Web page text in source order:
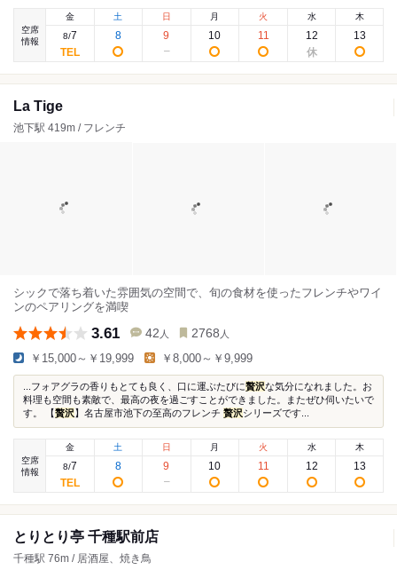
空席
情報
金
8/7
土
8
日
9
月
10
火
11
水
12
木
13
La Tige
池下駅 419m / フレンチ
シックで落ち着いた雰囲気の空間で、旬の食材を使ったフレンチやワイ
ンのペアリングを満喫
3.61 42 人 2768 人
￥15,000～￥19,999 ￥8,000～￥9,999
...フォアグラの香りもとても良く、口に運ぶたびに贅沢な気分になれました。お
料理も空間も素敵で、最高の夜を過ごすことができました。またぜひ伺いたいで
す。 【贅沢】名古屋市池下の至高のフレンチ 贅沢シリーズです...
空席
情報
金
8/7
土
8
日
9
月
10
火
11
水
12
木
13
とりとり亭 千種駅前店
千種駅 76m / 居酒屋、焼き鳥